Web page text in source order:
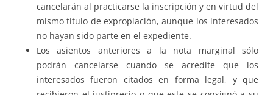
cancelarán al practicarse la inscripción y en virtud del
mismo título de expropiación, aunque los interesados
no hayan sido parte en el expediente.
Los asientos anteriores a la nota marginal sólo
podrán cancelarse cuando se acredite que los
interesados fueron citados en forma legal, y que